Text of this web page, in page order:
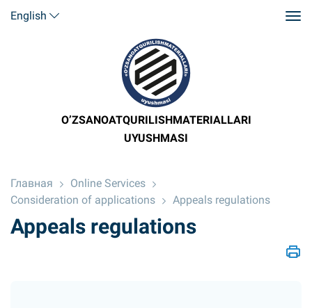
English
O’ZSANOATQURILISHMATERIALLARI
UYUSHMASI
Главная
Online Services
Consideration of applications
Appeals regulations
Appeals regulations